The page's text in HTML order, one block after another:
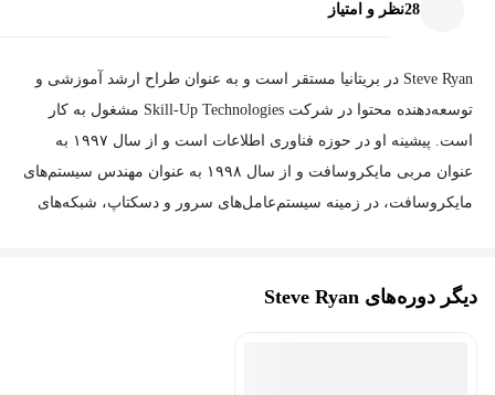
28نظر و امتیاز
Steve Ryan در بریتانیا مستقر است و به عنوان طراح ارشد آموزشی و
توسعه‌دهنده محتوا در شرکت Skill-Up Technologies مشغول به کار
است. پیشینه او در حوزه فناوری اطلاعات است و از سال ۱۹۹۷ به
عنوان مربی مایکروسافت و از سال ۱۹۹۸ به عنوان مهندس سیستم‌های
مایکروسافت، در زمینه سیستم‌عامل‌های سرور و دسکتاپ، شبکه‌های
فعالیت کرده و در پروژه‌های زیادی در حال توسعه محتوای یادگیری
دیگر دوره‌های Steve Ryan